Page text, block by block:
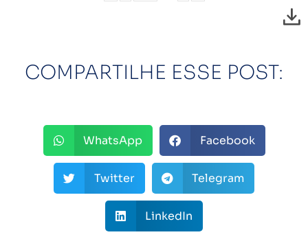
COMPARTILHE ESSE POST:
WhatsApp Facebook
Twitter Telegram
LinkedIn